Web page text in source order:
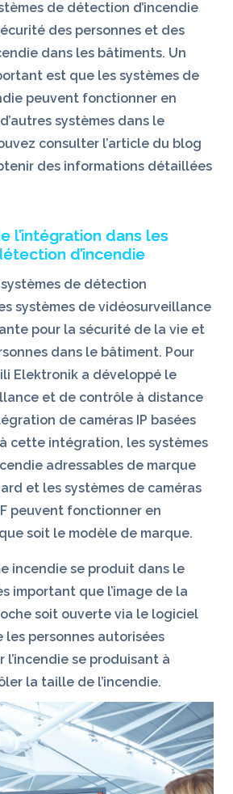
de détection d’incendie
des personnes et des
dans les bâtiments. Un
est que les systèmes de
peuvent fonctionner en
systèmes dans le
consulter l’article du blog
des informations détaillées
l’intégration dans les
d’incendie
de détection
systèmes de vidéosurveillance
pour la sécurité de la vie et
dans le bâtiment. Pour
Elektronik a développé le
et de contrôle à distance
de caméras IP basées
à cette intégration, les systèmes
adressables de marque
et les systèmes de caméras
peuvent fonctionner en
soit le modèle de marque.
incendie se produit dans le
important que l’image de la
soit ouverte via le logiciel
les personnes autorisées
se produisant à
la taille de l’incendie.